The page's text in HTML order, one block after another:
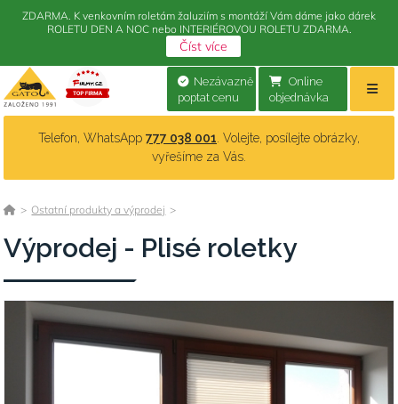
Online
objednávka
Nezávazně
poptat cenu
Telefon, WhatsApp 777 038 001 . Volejte, posílejte obrázky,
vyřešíme za Vás.
> Ostatní produkty a výprodej >
Výprodej - Plisé roletky
ZDARMA. K venkovním roletám žaluziím s montáží Vám dáme jako dárek
ROLETU DEN A NOC nebo INTERIÉROVOU ROLETU ZDARMA.
Číst více